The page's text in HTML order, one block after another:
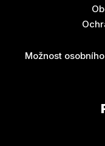
Možnost